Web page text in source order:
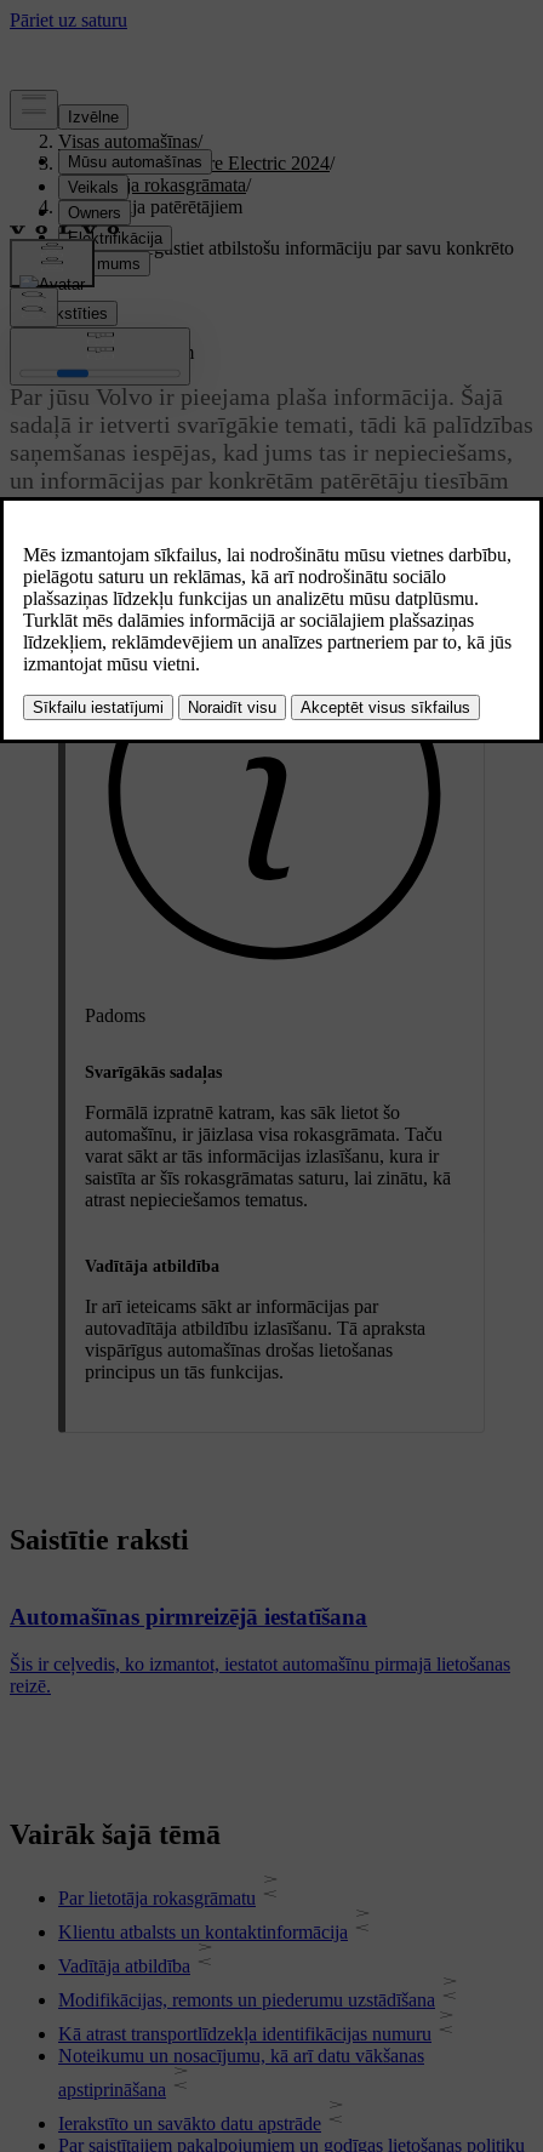
Atbalsts
Visas automašīnas/
XC40 Recharge Pure Electric 2024/
Lietotāja rokasgrāmata/
Informācija patērētājiem
Pielāgots atbalstsIegūstiet atbilstošu informāciju par savu konkrēto
automašīnu.
Pierakstīties
Atjaunināts 28.10.2024
Informācija patērētājiem
Par jūsu Volvo ir pieejama plaša informācija. Šajā
sadaļā ir ietverti svarīgākie temati, tādi kā palīdzības
saņemšanas iespējas, kad jums tas ir nepieciešams,
un informācijas par konkrētām patērētāju tiesībām
un atbildību.
Padoms
Svarīgākās sadaļas
Formālā izpratnē katram, kas sāk lietot šo
automašīnu, ir jāizlasa visa rokasgrāmata. Taču
varat sākt ar tās informācijas izlasīšanu, kura ir
saistīta ar šīs rokasgrāmatas saturu, lai zinātu, kā
atrast nepieciešamos tematus.
Vadītāja atbildība
Ir arī ieteicams sākt ar informācijas par
autovadītāja atbildību izlasīšanu. Tā apraksta
vispārīgus automašīnas drošas lietošanas
principus un tās funkcijas.
Saistītie raksti
Automašīnas pirmreizējā iestatīšana
Šis ir ceļvedis, ko izmantot, iestatot automašīnu pirmajā lietošanas
reizē.
Vairāk šajā tēmā
Par lietotāja rokasgrāmatu
Klientu atbalsts un kontaktinformācija
Vadītāja atbildība
Modifikācijas, remonts un piederumu uzstādīšana
Kā atrast transportlīdzekļa identifikācijas numuru
Noteikumu un nosacījumu, kā arī datu vākšanas
apstiprināšana
Ierakstīto un savākto datu apstrāde
Par saistītajiem pakalpojumiem un godīgas lietošanas politiku